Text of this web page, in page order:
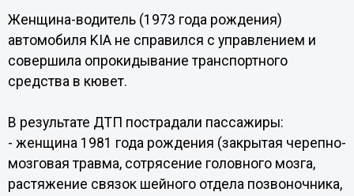
Женщина-водитель (1973 года рождения)
автомобиля KIA не справился с управлением и
совершила опрокидывание транспортного
средства в кювет.
В результате ДТП пострадали пассажиры:
- женщина 1981 года рождения (закрытая черепно-
мозговая травма, сотрясение головного мозга,
растяжение связок шейного отдела позвоночника,